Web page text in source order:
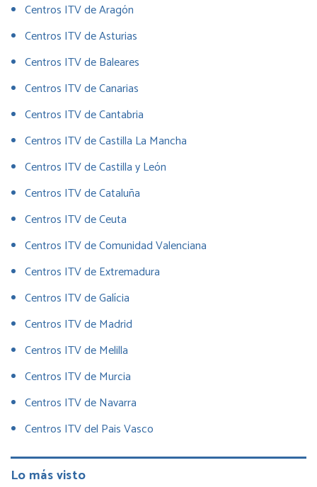
Centros ITV de Aragón
Centros ITV de Asturias
Centros ITV de Baleares
Centros ITV de Canarias
Centros ITV de Cantabria
Centros ITV de Castilla La Mancha
Centros ITV de Castilla y León
Centros ITV de Cataluña
Centros ITV de Ceuta
Centros ITV de Comunidad Valenciana
Centros ITV de Extremadura
Centros ITV de Galícia
Centros ITV de Madrid
Centros ITV de Melilla
Centros ITV de Murcia
Centros ITV de Navarra
Centros ITV del Pais Vasco
Lo más visto